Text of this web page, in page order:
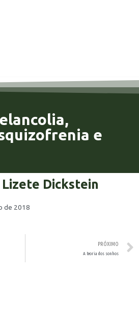
e
Dickstein
de 2018
PRÓXIMO
A teoria dos sonhos